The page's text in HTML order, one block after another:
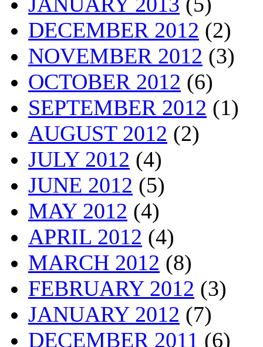
DECEMBER 2012 (2)
NOVEMBER 2012 (3)
OCTOBER 2012 (6)
SEPTEMBER 2012 (1)
AUGUST 2012 (2)
JULY 2012 (4)
JUNE 2012 (5)
MAY 2012 (4)
APRIL 2012 (4)
MARCH 2012 (8)
FEBRUARY 2012 (3)
JANUARY 2012 (7)
DECEMBER 2011 (6)